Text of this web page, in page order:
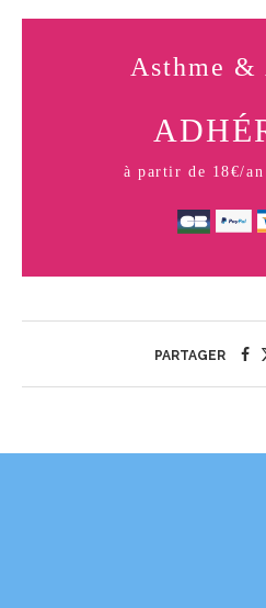
Asthme
à partir de 18€/
PARTAGER